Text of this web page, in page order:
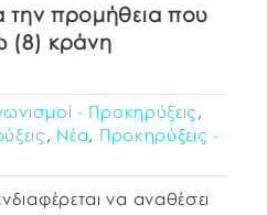
την προμήθεια που
(8) κράνη
- Προκηρύξεις ,
, Νέα, Προκηρύξεις -
να αναθέσει